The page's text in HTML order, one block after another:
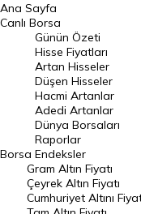
BIST 100 Hisseleri
En Çok Artan Hisseler
En Çok Düşen Hisseler
Hacmi Artanlar
Geçmiş Kapanışlar
Dünya Borsaları
Raporlar
Endeksler
Ana Sayfa
Canlı Borsa
Borsa
Günün Özeti
Hisse Fiyatları
Artan Hisseler
Düşen Hisseler
Hacmi Artanlar
Adedi Artanlar
Dünya Borsaları
Raporlar
Endeksler
Gram Altın Fiyatı
Çeyrek Altın Fiyatı
Cumhuriyet Altını